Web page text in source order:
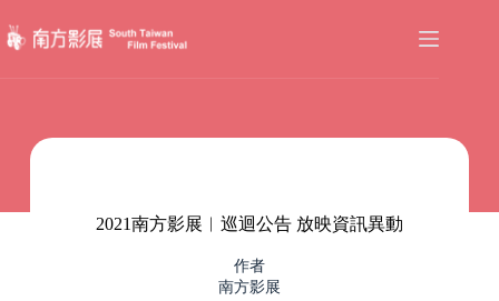
2021南方影展︱巡迴公告 放映資訊異動
作者
南方影展